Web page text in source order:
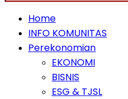
Home
INFO KOMUNITAS
Perekonomian
EKONOMI
BISNIS
ESG & TJSL